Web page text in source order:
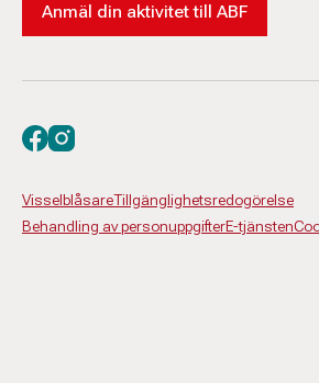
Anmäl din aktivitet till ABF
VisselblåsareTillgänglighetsredogörelse
Behandling av personuppgifterE-tjänsten
Besök oss på facebook
Besök oss på instagram